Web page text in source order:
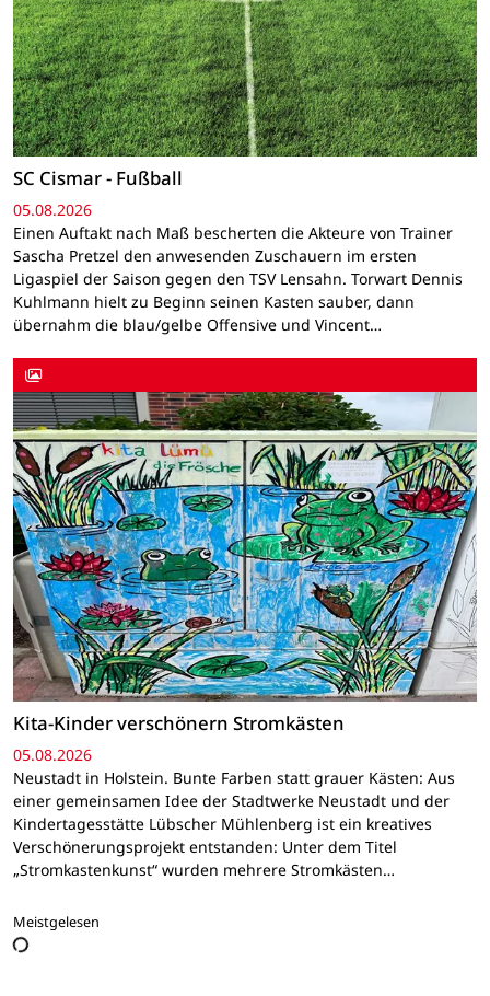
SC Cismar - Fußball
05.08.2026
Einen Auftakt nach Maß bescherten die Akteure von Trainer
Sascha Pretzel den anwesenden Zuschauern im ersten
Ligaspiel der Saison gegen den TSV Lensahn. Torwart Dennis
Kuhlmann hielt zu Beginn seinen Kasten sauber, dann
übernahm die blau/gelbe Offensive und Vincent…
Kita-Kinder verschönern Stromkästen
05.08.2026
Neustadt in Holstein. Bunte Farben statt grauer Kästen: Aus
einer gemeinsamen Idee der Stadtwerke Neustadt und der
Kindertagesstätte Lübscher Mühlenberg ist ein kreatives
Verschönerungsprojekt entstanden: Unter dem Titel
„Stromkastenkunst“ wurden mehrere Stromkästen…
Meistgelesen